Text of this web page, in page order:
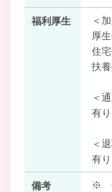
福利厚生
＜
厚
住
扶
＜
有
＜
有
備考
※